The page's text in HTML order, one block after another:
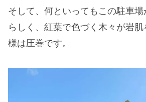
そして、何といってもこの駐車
らしく、紅葉で色づく木々が岩
様は圧巻です。